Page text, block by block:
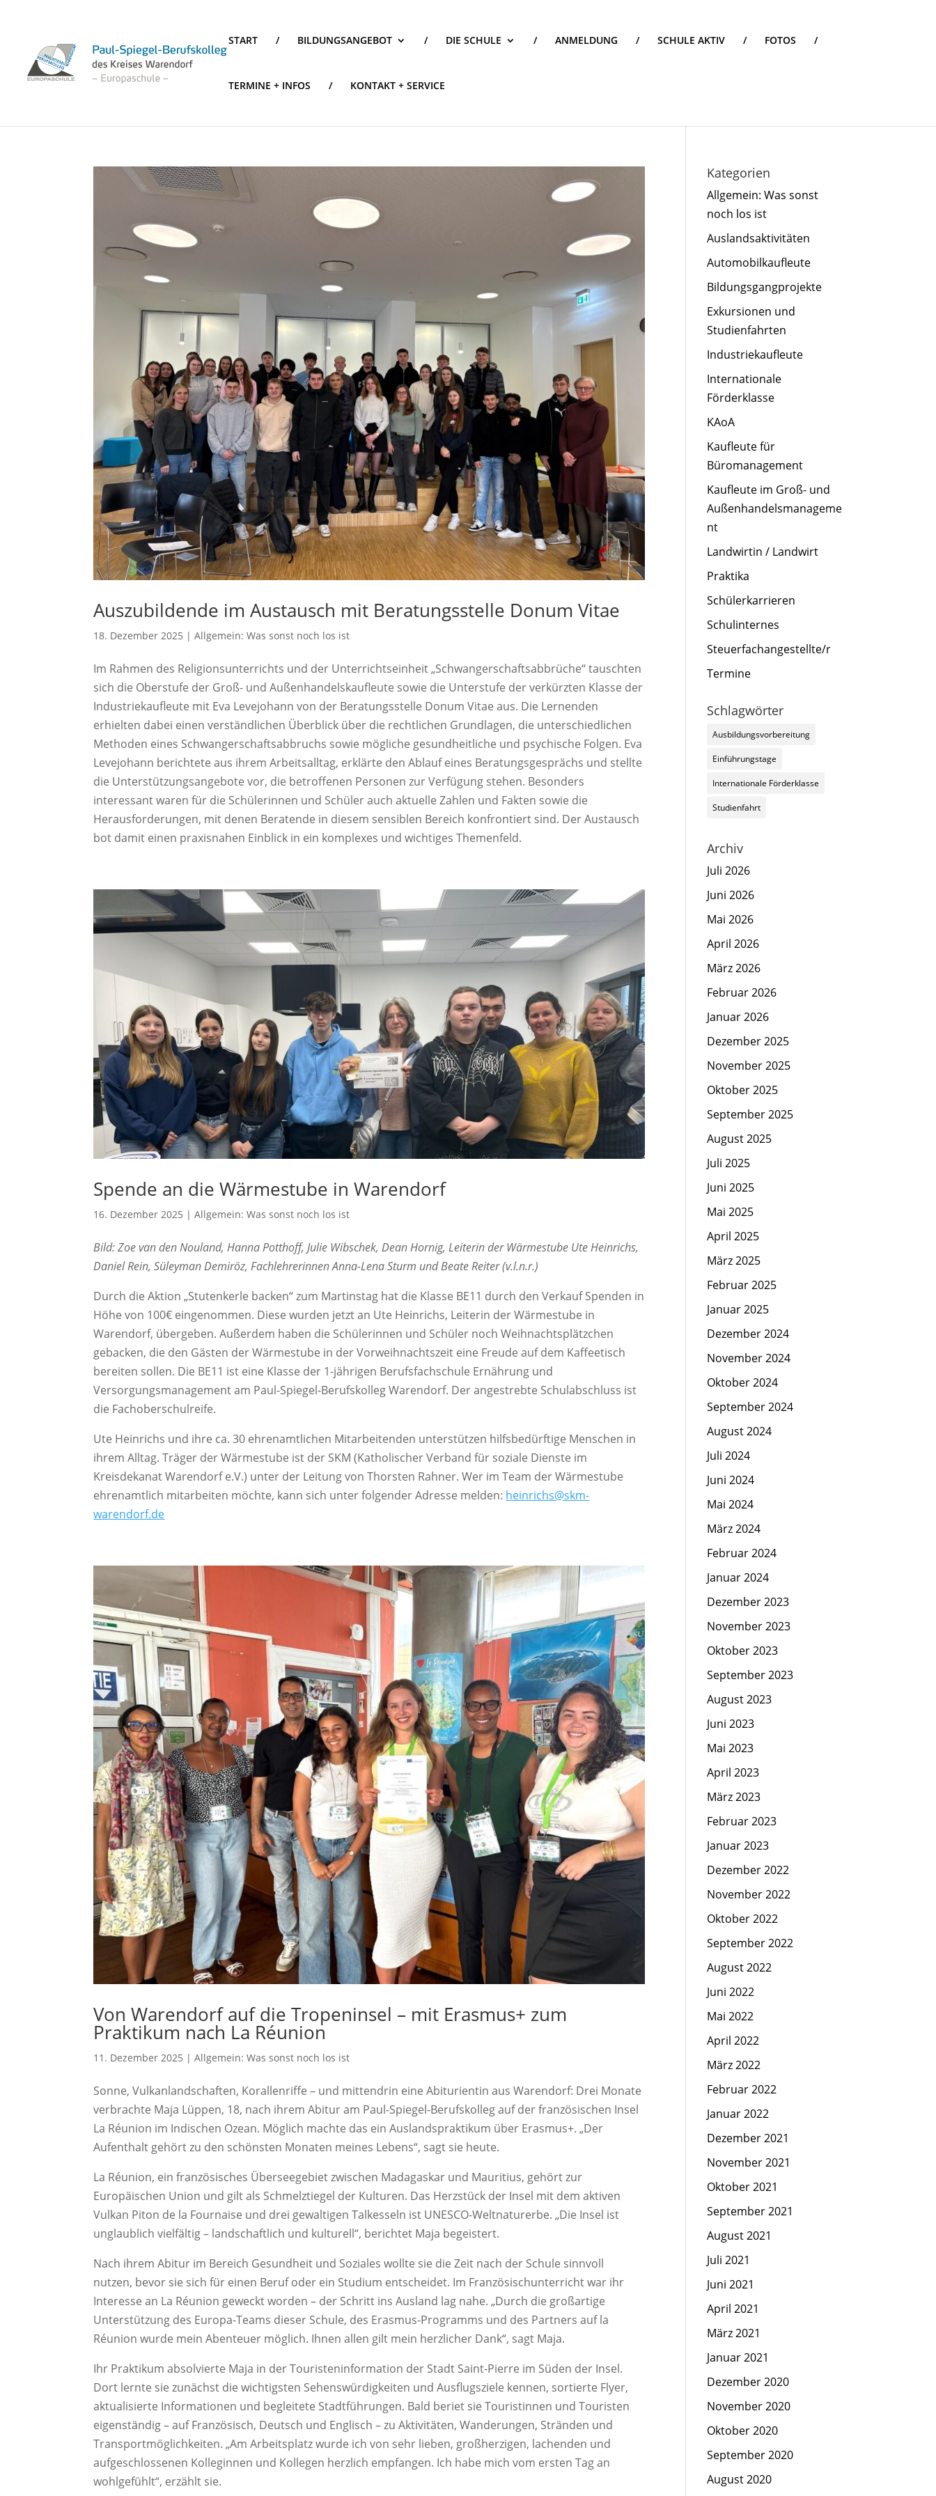
START / BILDUNGSANGEBOT / DIE SCHULE / ANMELDUNG / SCHULE AKTIV / FOTOS /
TERMINE + INFOS / KONTAKT + SERVICE
Auszubildende im Austausch mit Beratungsstelle Donum Vitae
18. Dezember 2025 |Allgemein: Was sonst noch los ist
Im Rahmen des Religionsunterrichts und der Unterrichtseinheit „Schwangerschaftsabbrüche“ tauschten
sich die Oberstufe der Groß- und Außenhandelskaufleute sowie die Unterstufe der verkürzten Klasse der
Industriekaufleute mit Eva Levejohann von der Beratungsstelle Donum Vitae aus. Die Lernenden
erhielten dabei einen verständlichen Überblick über die rechtlichen Grundlagen, die unterschiedlichen
Methoden eines Schwangerschaftsabbruchs sowie mögliche gesundheitliche und psychische Folgen. Eva
Levejohann berichtete aus ihrem Arbeitsalltag, erklärte den Ablauf eines Beratungsgesprächs und stellte
die Unterstützungsangebote vor, die betroffenen Personen zur Verfügung stehen. Besonders
interessant waren für die Schülerinnen und Schüler auch aktuelle Zahlen und Fakten sowie die
Herausforderungen, mit denen Beratende in diesem sensiblen Bereich konfrontiert sind. Der Austausch
bot damit einen praxisnahen Einblick in ein komplexes und wichtiges Themenfeld.
Spende an die Wärmestube in Warendorf
16. Dezember 2025 |Allgemein: Was sonst noch los ist
Bild: Zoe van den Nouland, Hanna Potthoff, Julie Wibschek, Dean Hornig, Leiterin der Wärmestube Ute Heinrichs,
Daniel Rein, Süleyman Demiröz, Fachlehrerinnen Anna-Lena Sturm und Beate Reiter (v.l.n.r.)
Durch die Aktion „Stutenkerle backen“ zum Martinstag hat die Klasse BE11 durch den Verkauf Spenden in
Höhe von 100€ eingenommen. Diese wurden jetzt an Ute Heinrichs, Leiterin der Wärmestube in
Warendorf, übergeben. Außerdem haben die Schülerinnen und Schüler noch Weihnachtsplätzchen
gebacken, die den Gästen der Wärmestube in der Vorweihnachtszeit eine Freude auf dem Kaffeetisch
bereiten sollen. Die BE11 ist eine Klasse der 1-jährigen Berufsfachschule Ernährung und
Versorgungsmanagement am Paul-Spiegel-Berufskolleg Warendorf. Der angestrebte Schulabschluss ist
die Fachoberschulreife.
Ute Heinrichs und ihre ca. 30 ehrenamtlichen Mitarbeitenden unterstützen hilfsbedürftige Menschen in
ihrem Alltag. Träger der Wärmestube ist der SKM (Katholischer Verband für soziale Dienste im
Kreisdekanat Warendorf e.V.) unter der Leitung von Thorsten Rahner. Wer im Team der Wärmestube
ehrenamtlich mitarbeiten möchte, kann sich unter folgender Adresse melden: heinrichs@skm-
warendorf.de
Von Warendorf auf die Tropeninsel – mit Erasmus+ zum
Praktikum nach La Réunion
11. Dezember 2025 |Allgemein: Was sonst noch los ist
Sonne, Vulkanlandschaften, Korallenriffe – und mittendrin eine Abiturientin aus Warendorf: Drei Monate
verbrachte Maja Lüppen, 18, nach ihrem Abitur am Paul-Spiegel-Berufskolleg auf der französischen Insel
La Réunion im Indischen Ozean. Möglich machte das ein Auslandspraktikum über Erasmus+. „Der
Aufenthalt gehört zu den schönsten Monaten meines Lebens“, sagt sie heute.
La Réunion, ein französisches Überseegebiet zwischen Madagaskar und Mauritius, gehört zur
Europäischen Union und gilt als Schmelztiegel der Kulturen. Das Herzstück der Insel mit dem aktiven
Vulkan Piton de la Fournaise und drei gewaltigen Talkesseln ist UNESCO-Weltnaturerbe. „Die Insel ist
unglaublich vielfältig – landschaftlich und kulturell“, berichtet Maja begeistert.
Nach ihrem Abitur im Bereich Gesundheit und Soziales wollte sie die Zeit nach der Schule sinnvoll
nutzen, bevor sie sich für einen Beruf oder ein Studium entscheidet. Im Französischunterricht war ihr
Interesse an La Réunion geweckt worden – der Schritt ins Ausland lag nahe. „Durch die großartige
Unterstützung des Europa-Teams dieser Schule, des Erasmus-Programms und des Partners auf la
Réunion wurde mein Abenteuer möglich. Ihnen allen gilt mein herzlicher Dank“, sagt Maja.
Ihr Praktikum absolvierte Maja in der Touristeninformation der Stadt Saint-Pierre im Süden der Insel.
Dort lernte sie zunächst die wichtigsten Sehenswürdigkeiten und Ausflugsziele kennen, sortierte Flyer,
aktualisierte Informationen und begleitete Stadtführungen. Bald beriet sie Touristinnen und Touristen
eigenständig – auf Französisch, Deutsch und Englisch – zu Aktivitäten, Wanderungen, Stränden und
Transportmöglichkeiten. „Am Arbeitsplatz wurde ich von sehr lieben, großherzigen, lachenden und
aufgeschlossenen Kolleginnen und Kollegen herzlich empfangen. Ich habe mich vom ersten Tag an
wohlgefühlt“, erzählt sie.
Kategorien
Allgemein: Was sonst
noch los ist
Auslandsaktivitäten
Automobilkaufleute
Bildungsgangprojekte
Exkursionen und
Studienfahrten
Industriekaufleute
Internationale
Förderklasse
KAoA
Kaufleute für
Büromanagement
Kaufleute im Groß- und
Außenhandelsmanageme
nt
Landwirtin / Landwirt
Praktika
Schülerkarrieren
Schulinternes
Steuerfachangestellte/r
Termine
Schlagwörter
Ausbildungsvorbereitung
Einführungstage
Internationale Förderklasse
Studienfahrt
Archiv
Juli 2026
Juni 2026
Mai 2026
April 2026
März 2026
Februar 2026
Januar 2026
Dezember 2025
November 2025
Oktober 2025
September 2025
August 2025
Juli 2025
Juni 2025
Mai 2025
April 2025
März 2025
Februar 2025
Januar 2025
Dezember 2024
November 2024
Oktober 2024
September 2024
August 2024
Juli 2024
Juni 2024
Mai 2024
März 2024
Februar 2024
Januar 2024
Dezember 2023
November 2023
Oktober 2023
September 2023
August 2023
Juni 2023
Mai 2023
April 2023
März 2023
Februar 2023
Januar 2023
Dezember 2022
November 2022
Oktober 2022
September 2022
August 2022
Juni 2022
Mai 2022
April 2022
März 2022
Februar 2022
Januar 2022
Dezember 2021
November 2021
Oktober 2021
September 2021
August 2021
Juli 2021
Juni 2021
April 2021
März 2021
Januar 2021
Dezember 2020
November 2020
Oktober 2020
September 2020
August 2020